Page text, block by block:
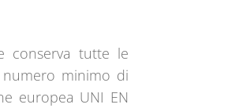
conserva tutte le
numero minimo di
europea UNI EN